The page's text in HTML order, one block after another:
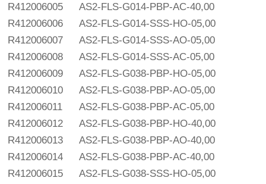
R412006005
AS2-FLS-G014-PBP-AC-40,00
R412006006
AS2-FLS-G014-SSS-HO-05,00
R412006007
AS2-FLS-G014-SSS-AO-05,00
R412006008
AS2-FLS-G014-SSS-AC-05,00
R412006009
AS2-FLS-G038-PBP-HO-05,00
R412006010
AS2-FLS-G038-PBP-AO-05,00
R412006011
AS2-FLS-G038-PBP-AC-05,00
R412006012
AS2-FLS-G038-PBP-HO-40,00
R412006013
AS2-FLS-G038-PBP-AO-40,00
R412006014
AS2-FLS-G038-PBP-AC-40,00
R412006015
AS2-FLS-G038-SSS-HO-05,00